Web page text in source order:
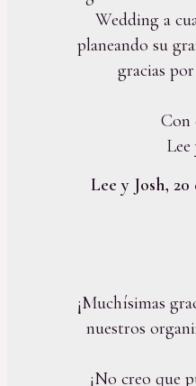
Wedding a
planeando su
gracias
Con
Lee
Lee y Josh, 20
¡Muchísimas
nuestros
¡No creo que